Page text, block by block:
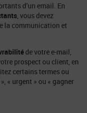
d’un email. En
, vous devez
la communication et
de votre e-mail,
prospect ou client, en
certains termes ou
« urgent » ou « gagner